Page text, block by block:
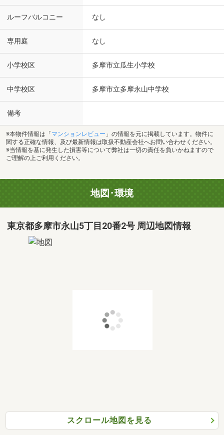
ルーフバルコニー なし
専用庭 なし
小学校区 多摩市立瓜生小学校
中学校区 多摩市立多摩永山中学校
備考
※本物件情報は「 マンションレビュー 」の情報を元に掲載しています。物件に
関する正確な情報、及び最新情報は取扱不動産会社へお問い合わせください。
※当情報を基に発生した損害等について弊社は一切の責任を負いかねますので
ご理解の上ご利用ください。
地図･環境
東京都多摩市永山5丁目20番2号 周辺地図情報
スクロール地図を見る